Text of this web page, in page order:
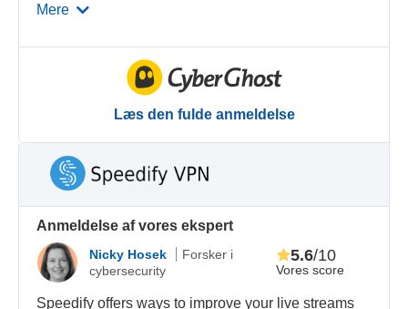
Mere
Læs den fulde anmeldelse
Anmeldelse af vores ekspert
Nicky Hosek
Forsker i
cybersecurity
Vores score
5.6/10
Speedify offers ways to improve your live streams